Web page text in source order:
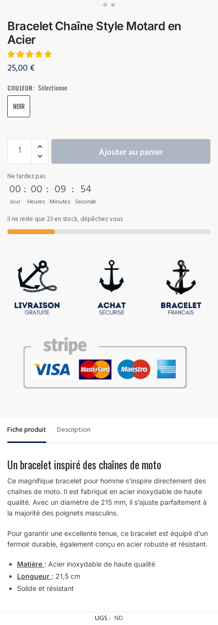
Bracelet Chaîne Style Motard en
Acier
25,00€
COULEUR: Sélectionne
NOIR
Ajouter au panier
Ne tardez pas
00
Jour
: 00
Heures
: 09
Minutes
: 53
Seconde
Il ne reste que 23 en stock, dépêchez vous
Fiche produit Description
Un bracelet inspiré des chaînes de moto
Ce magnifique bracelet pour homme s’inspire directement des
chaînes de moto. Il est fabriqué en acier inoxydable de haute
qualité. Avec un diamètre de 215 mm, il s’ajuste parfaitement à
la majorité des poignets masculins.
Pour garantir une excellente tenue, ce bracelet est équipé d’un
fermoir durable, également conçu en acier robuste et résistant.
Matière : Acier inoxydable de haute qualité
Longueur : 21,5 cm
Solide et résistant
UGS : ND